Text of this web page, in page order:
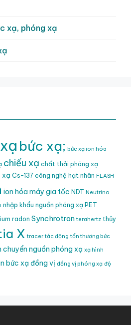
xạ, phóng xạ
bức xạ; bức xạ ion hóa
chiếu xạ chất thải phóng xạ
xạ Cs-137 công nghệ hạt nhân FLASH
ion hóa máy gia tốc NDT Neutrino
nhập khẩu nguồn phóng xạ PET
radon Synchrotron terahertz thủy
X tracer tác động tổn thương bức
chuyển nguồn phóng xạ xạ hình
bức xạ đồng vị đồng vị phóng xạ độ